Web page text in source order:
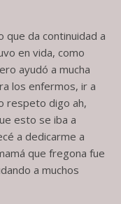
que da continuidad a
en vida, como
ayudó a mucha
los enfermos, ir a
respeto digo ah,
esto se iba a
a dedicarme a
que fregona fue
a muchos